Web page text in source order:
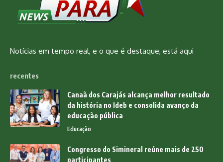
Notícias em tempo real, e o que é destaque, está aqui
recentes
Canaã dos Carajás alcança melhor resultado
da história no Ideb e consolida avanço da
educação pública
Educação
Congresso do Simineral reúne mais de 250
participantes